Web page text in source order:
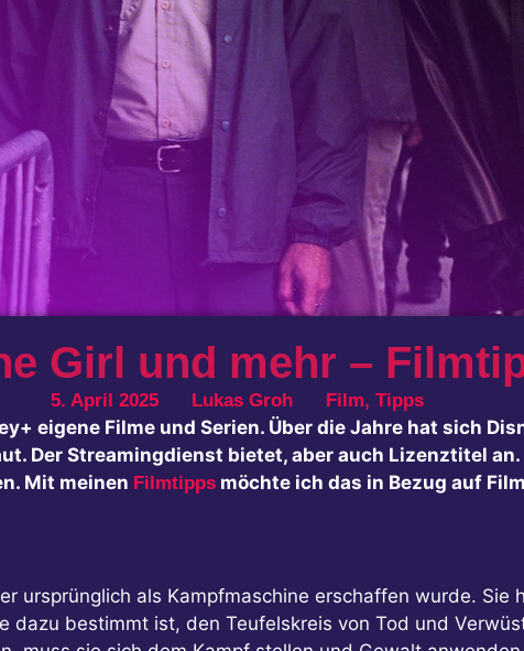
Girl und mehr –
5. April 2025 Lukas Groh Film, Tipps
eigene Filme und Serien. Über die Jahre hat sich
Der Streamingdienst bietet, aber auch Lizenztitel
Mit meinen Filmtipps möchte ich das in Bezug auf
ursprünglich als Kampfmaschine erschaffen wurde. Sie
dazu bestimmt ist, den Teufelskreis von Tod und